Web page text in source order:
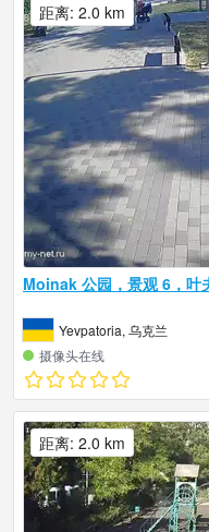
Moinak 公园，景观 6，叶
Yevpatoria, 乌克兰
摄像头在线
距离: 2.0 km
距离: 2.0 km